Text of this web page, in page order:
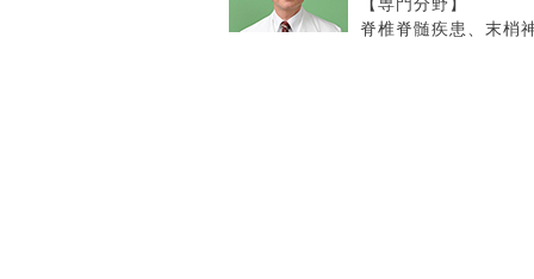
脊椎脊髄疾患、末梢